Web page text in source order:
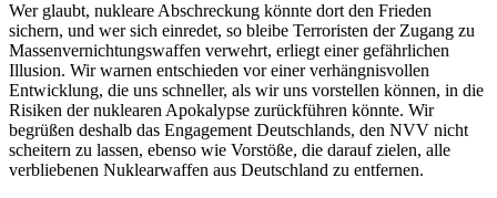
Wer glaubt, nukleare Abschreckung könnte dort den Frieden
sichern, und wer sich einredet, so bleibe Terroristen der Zugang zu
Massenvernichtungswaffen verwehrt, erliegt einer gefährlichen
Illusion. Wir warnen entschieden vor einer verhängnisvollen
Entwicklung, die uns schneller, als wir uns vorstellen können, in die
Risiken der nuklearen Apokalypse zurückführen könnte. Wir
begrüßen deshalb das Engagement Deutschlands, den NVV nicht
scheitern zu lassen, ebenso wie Vorstöße, die darauf zielen, alle
verbliebenen Nuklearwaffen aus Deutschland zu entfernen.